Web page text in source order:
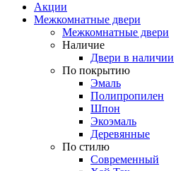
Акции
Межкомнатные двери
Межкомнатные двери
Наличие
Двери в наличии
По покрытию
Эмаль
Полипропилен
Шпон
Экоэмаль
Деревянные
По стилю
Современный